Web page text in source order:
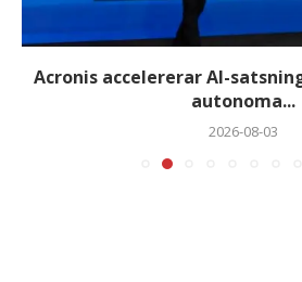
Acronis accelererar AI-
autonoma...
2026-08-03